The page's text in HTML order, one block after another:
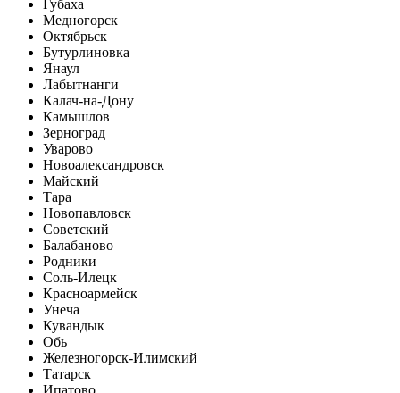
Губаха
Медногорск
Октябрьск
Бутурлиновка
Янаул
Лабытнанги
Калач-на-Дону
Камышлов
Зерноград
Уварово
Новоалександровск
Майский
Тара
Новопавловск
Советский
Балабаново
Родники
Соль-Илецк
Красноармейск
Унеча
Кувандык
Обь
Железногорск-Илимский
Татарск